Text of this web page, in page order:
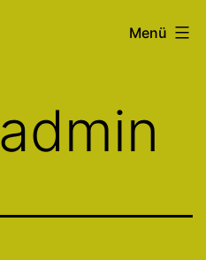
Menü
admin